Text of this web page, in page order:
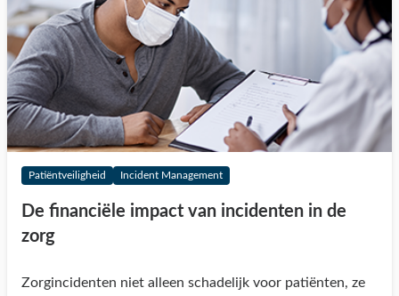
Patiëntveiligheid Incident Management
De financiële impact van incidenten in de
zorg
Zorgincidenten niet alleen schadelijk voor patiënten, ze